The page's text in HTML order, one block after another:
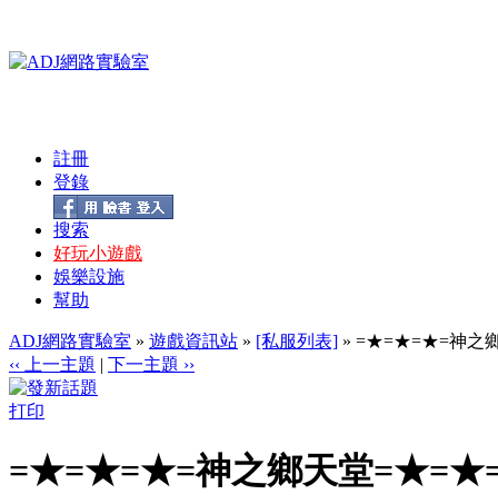
註冊
登錄
搜索
好玩小遊戲
娛樂設施
幫助
ADJ網路實驗室 » 遊戲資訊站 » [私服列表] » =★=★=★=神之
‹‹ 上一主題 | 下一主題 ››
打印
=★=★=★=神之鄉天堂